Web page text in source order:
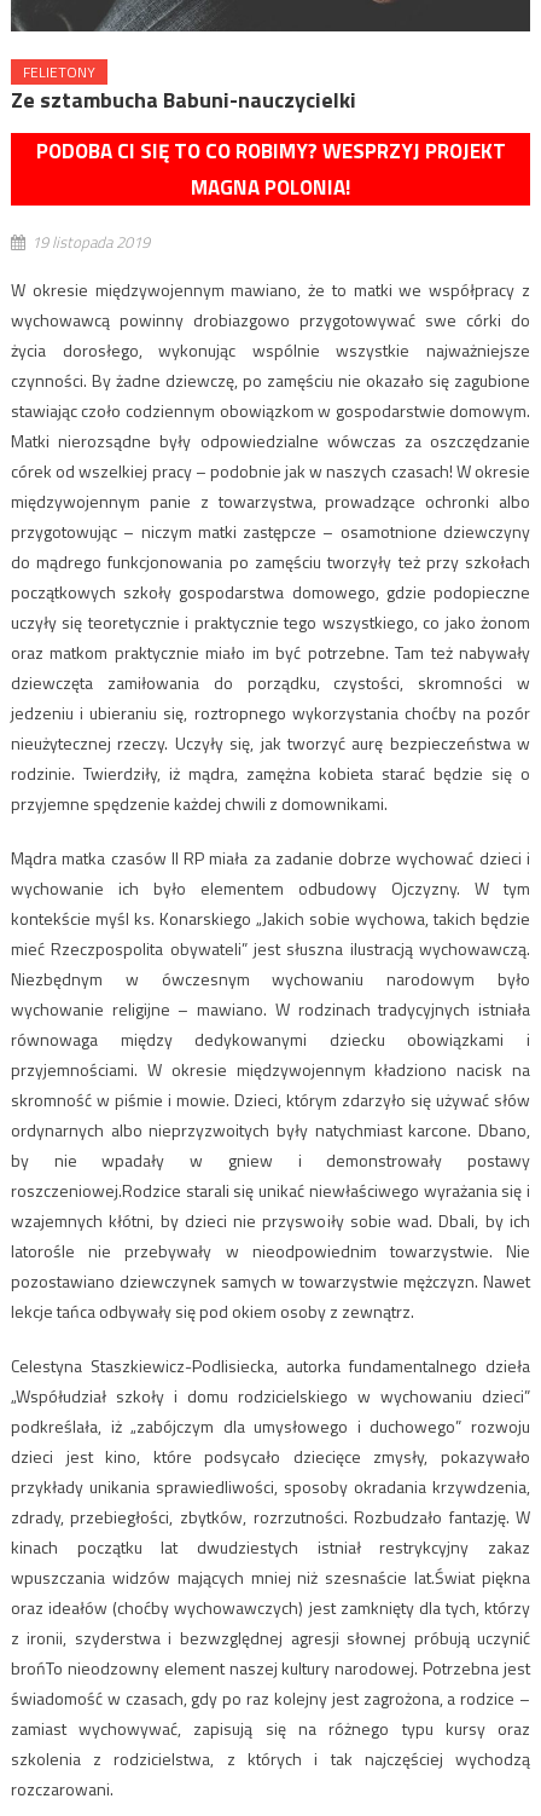
FELIETONY
Ze sztambucha Babuni-nauczycielki
PODOBA CI SIĘ TO CO ROBIMY? WESPRZYJ PROJEKT
MAGNA POLONIA!
19 listopada 2019
W okresie międzywojennym mawiano, że to matki we współpracy z
wychowawcą powinny drobiazgowo przygotowywać swe córki do
życia dorosłego, wykonując wspólnie wszystkie najważniejsze
czynności. By żadne dziewczę, po zamęściu nie okazało się zagubione
stawiając czoło codziennym obowiązkom w gospodarstwie domowym.
Matki nierozsądne były odpowiedzialne wówczas za oszczędzanie
córek od wszelkiej pracy – podobnie jak w naszych czasach! W okresie
międzywojennym panie z towarzystwa, prowadzące ochronki albo
przygotowując – niczym matki zastępcze – osamotnione dziewczyny
do mądrego funkcjonowania po zamęściu tworzyły też przy szkołach
początkowych szkoły gospodarstwa domowego, gdzie podopieczne
uczyły się teoretycznie i praktycznie tego wszystkiego, co jako żonom
oraz matkom praktycznie miało im być potrzebne. Tam też nabywały
dziewczęta zamiłowania do porządku, czystości, skromności w
jedzeniu i ubieraniu się, roztropnego wykorzystania choćby na pozór
nieużytecznej rzeczy. Uczyły się, jak tworzyć aurę bezpieczeństwa w
rodzinie. Twierdziły, iż mądra, zamężna kobieta starać będzie się o
przyjemne spędzenie każdej chwili z domownikami.
Mądra matka czasów II RP miała za zadanie dobrze wychować dzieci i
wychowanie ich było elementem odbudowy Ojczyzny. W tym
kontekście myśl ks. Konarskiego „Jakich sobie wychowa, takich będzie
mieć Rzeczpospolita obywateli” jest słuszna ilustracją wychowawczą.
Niezbędnym w ówczesnym wychowaniu narodowym było
wychowanie religijne – mawiano. W rodzinach tradycyjnych istniała
równowaga między dedykowanymi dziecku obowiązkami i
przyjemnościami. W okresie międzywojennym kładziono nacisk na
skromność w piśmie i mowie. Dzieci, którym zdarzyło się używać słów
ordynarnych albo nieprzyzwoitych były natychmiast karcone. Dbano,
by nie wpadały w gniew i demonstrowały postawy
roszczeniowej.Rodzice starali się unikać niewłaściwego wyrażania się i
wzajemnych kłótni, by dzieci nie przyswoiły sobie wad. Dbali, by ich
latorośle nie przebywały w nieodpowiednim towarzystwie. Nie
pozostawiano dziewczynek samych w towarzystwie mężczyzn. Nawet
lekcje tańca odbywały się pod okiem osoby z zewnątrz.
Celestyna Staszkiewicz-Podlisiecka, autorka fundamentalnego dzieła
„Współudział szkoły i domu rodzicielskiego w wychowaniu dzieci”
podkreślała, iż „zabójczym dla umysłowego i duchowego” rozwoju
dzieci jest kino, które podsycało dziecięce zmysły, pokazywało
przykłady unikania sprawiedliwości, sposoby okradania krzywdzenia,
zdrady, przebiegłości, zbytków, rozrzutności. Rozbudzało fantazję. W
kinach początku lat dwudziestych istniał restrykcyjny zakaz
wpuszczania widzów mających mniej niż szesnaście lat.Świat piękna
oraz ideałów (choćby wychowawczych) jest zamknięty dla tych, którzy
z ironii, szyderstwa i bezwzględnej agresji słownej próbują uczynić
brońTo nieodzowny element naszej kultury narodowej. Potrzebna jest
świadomość w czasach, gdy po raz kolejny jest zagrożona, a rodzice –
zamiast wychowywać, zapisują się na różnego typu kursy oraz
szkolenia z rodzicielstwa, z których i tak najczęściej wychodzą
rozczarowani.